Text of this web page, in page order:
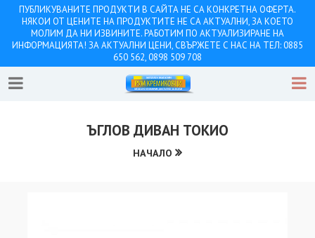
ПУБЛИКУВАНИТЕ ПРОДУКТИ В САЙТА НЕ СА КОНКРЕТНА ОФЕРТА.
НЯКОИ ОТ ЦЕНИТЕ НА ПРОДУКТИТЕ НЕ СА АКТУАЛНИ, ЗА КОЕТО
МОЛИМ ДА НИ ИЗВИНИТЕ. РАБОТИМ ПО АКТУАЛИЗИРАНЕ НА
ИНФОРМАЦИЯТА! ЗА АКТУАЛНИ ЦЕНИ, СВЪРЖЕТЕ С НАС НА ТЕЛ: 0885
650 562, 0898 509 708
ЪГЛОВ ДИВАН ТОКИО
НАЧАЛО